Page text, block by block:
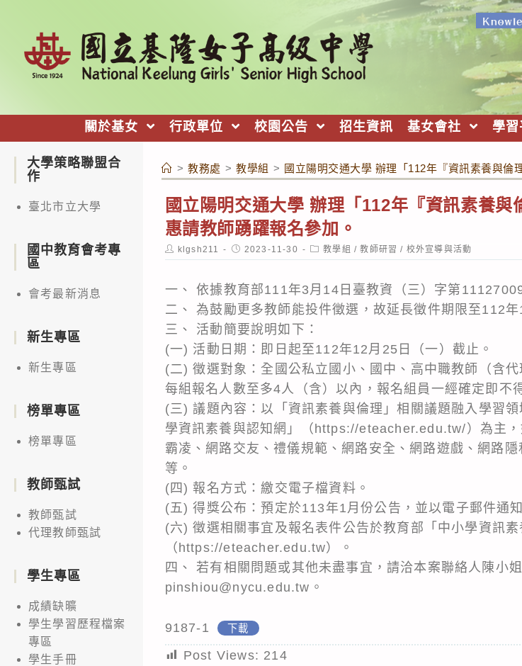
關於基女 行政單位 校園公告 招生資訊 基女會社 學習
> 教務處 > 教學組 > 國立陽明交通大學 辦理「112年『資訊素養與倫
國立陽明交通大學 辦理「112年『資訊素養與
惠請教師踴躍報名參加。
Post
author:
klgsh211
Post
published:
2023-11-30
Post
category:
教學組 / 教師研習 / 校外宣導與活動
一、 依據教育部111年3月14日臺教資（三）字第
二、 為鼓勵更多教師能投件徵選，故延長徵件期限至112
三、 活動簡要說明如下：
(一) 活動日期：即日起至112年12月25日（一）截止。
(二) 徵選對象：全國公私立國小、國中、高中職教師（含
每組報名人數至多4人（含）以內，報名組員一經確定即不
(三) 議題內容：以「資訊素養與倫理」相關議題融入學習
學資訊素養與認知網」（https://eteacher.edu.tw/）為主
霸凌、網路交友、禮儀規範、網路安全、網路遊戲、網路
等。
(四) 報名方式：繳交電子檔資料。
(五) 得獎公布：預定於113年1月份公告，並以電子郵件通知
(六) 徵選相關事宜及報名表件公告於教育部「中小學資訊素
（https://eteacher.edu.tw）。
四、 若有相關問題或其他未盡事宜，請洽本案聯絡人陳小
pinshiou@nycu.edu.tw。
9187-1 下載
Post Views: 214
大學策略聯盟合
作
臺北市立大學
國中教育會考專
區
會考最新消息
新生專區
新生專區
榜單專區
榜單專區
教師甄試
教師甄試
代理教師甄試
學生專區
成績缺曠
學生學習歷程檔案
專區
學生手冊